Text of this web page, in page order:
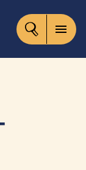
menu